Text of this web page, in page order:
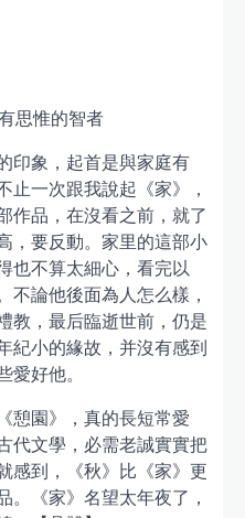
思惟的智者
印象，起首是與家庭有
止一次跟我說起《家》，
作品，在沒看之前，就了
，要反動。家里的這部小
也不算太細心，看完以
不論他後面為人怎么樣，
教，最后臨逝世前，仍是
紀小的緣故，并沒有感到
好他。
憩園》，真的長短常愛
代文學，必需老誠實實把
感到，《秋》比《家》更
。《家》名望太年夜了，